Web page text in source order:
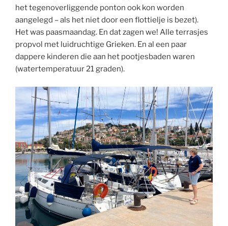
het tegenoverliggende ponton ook kon worden
aangelegd – als het niet door een flottielje is bezet).
Het was paasmaandag. En dat zagen we! Alle terrasjes
propvol met luidruchtige Grieken. En al een paar
dappere kinderen die aan het pootjesbaden waren
(watertemperatuur 21 graden).